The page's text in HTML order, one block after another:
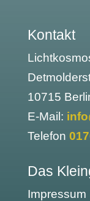
Kontakt
10715
E-Mail:
Telefon
Das
Impressum